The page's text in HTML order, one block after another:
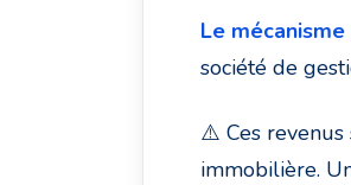
Le mécanisme
société de
⚠️ Ces revenus
immobilière.